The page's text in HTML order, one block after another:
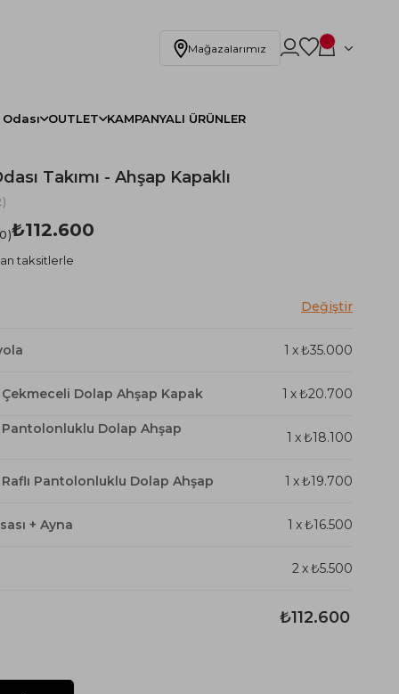
Mağazalarımız
OUTLET KAMPANYALI ÜRÜNLER
Takımı - Ahşap Kapaklı
₺112.600
taksitlerle
1 x₺35.000
Çekmeceli Dolap Ahşap Kapak 1 x₺20.700
Pantolonluklu Dolap Ahşap
1 x₺18.100
Raflı Pantolonluklu Dolap Ahşap 1 x₺19.700
+ Ayna 1 x₺16.500
2x₺5.500
₺112.600